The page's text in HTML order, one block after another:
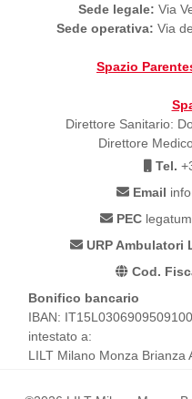
Sede legale: Via
Sede operativa: Via
Spazio
Direttore Sanitario:
Direttore
Tel.
Email
PEC
URP Ambulatori
Cod.
Bonifico bancario
IBAN:
intestato a:
LILT Milano Monza Brianza